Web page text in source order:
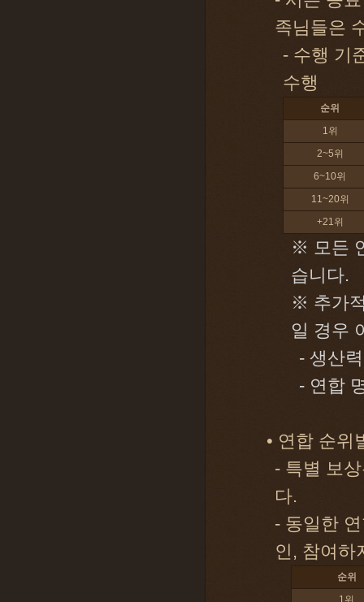
족님들은
- 수행 기
수행
순위
1위
2~5위
6~10위
11~20위
+21위
※ 모든
습니다.
※ 추가
일 경우
- 생산
- 연합
• 연합 순위
- 특별 보
다.
- 동일한
인, 참여하
순위
1위